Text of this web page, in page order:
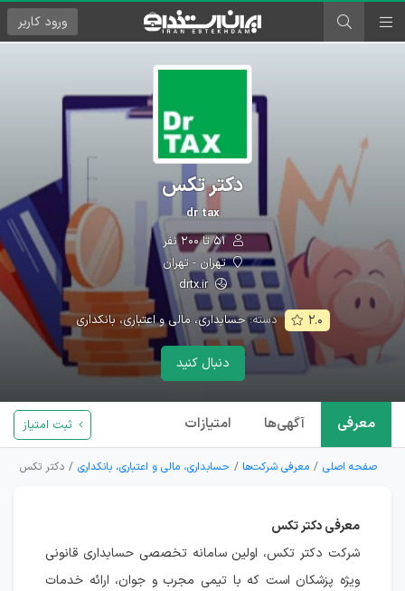
ورود کاربر
دکتر تکس
dr tax
۵۱ تا ۲۰۰ نفر
تهران - تهران
drtx.ir
۲.۰ دسته:حسابداری، مالی و اعتباری، بانکداری
دنبال کنید
معرفی آگهی‌ها امتیازات ثبت امتیاز
صفحه اصلی معرفی شرکت‌ها حسابداری، مالی و اعتباری، بانکداری دکتر تکس
معرفی دکتر تکس
شرکت دکتر تکس، اولین سامانه تخصصی حسابداری قانونی
ویژه پزشکان است که با تیمی مجرب و جوان، ارائه خدمات